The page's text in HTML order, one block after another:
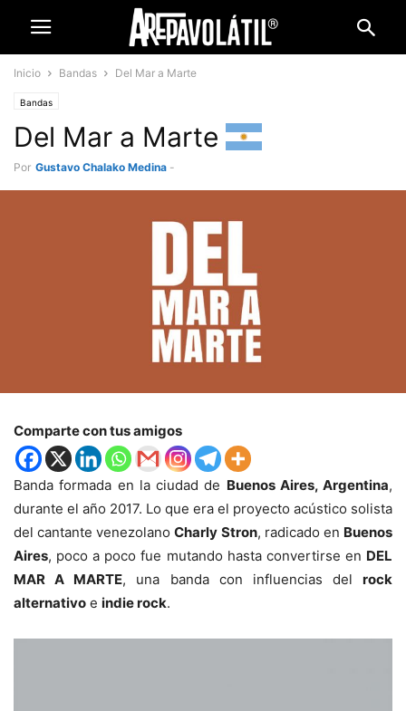
Inicio Bandas Del Mar a Marte
Bandas
Del Mar a Marte
Por Gustavo Chalako Medina -
Comparte con tus amigos
Banda formada en la ciudad de Buenos Aires, Argentina,
durante el año 2017. Lo que era el proyecto acústico solista
del cantante venezolanoCharly Stron, radicado en Buenos
Aires, poco a poco fue mutando hasta convertirse en DEL
MAR A MARTE, una banda con influencias del rock
alternativo e indie rock.